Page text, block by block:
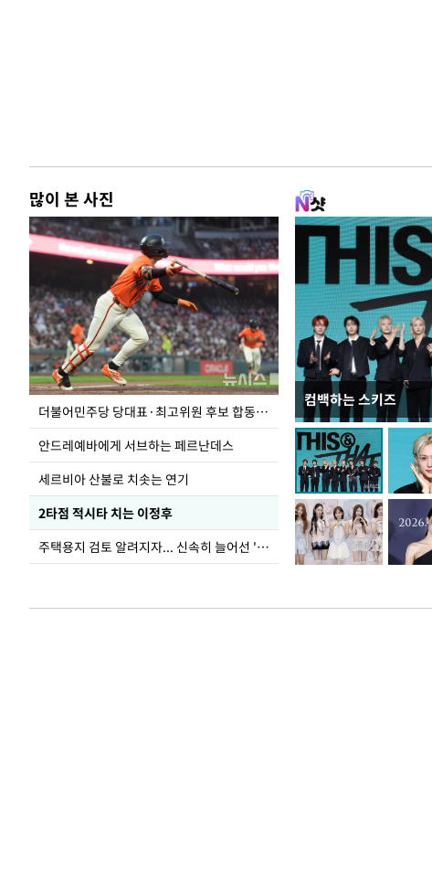
많이 본 사진
더불어민주당 당대표·최고위원 후보 합동연설회
안드레예바에게 서브하는 페르난데스
세르비아 산불로 치솟는 연기
2타점 적시타 치는 이정후
주택용지 검토 알려지자... 신속히 늘어선 '근조화환'
컴백하는 스키즈
사진으로 보는 일주일